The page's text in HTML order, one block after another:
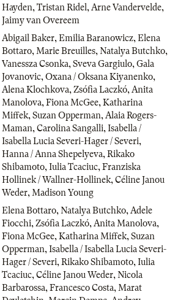
Hayden, Tristan Ridel , Arne Vandervelde,
Jaimy van Overeem
Abigail Baker, Emilia Baranowicz, Elena
Bottaro, Marie Breuilles, Natalya Butchko,
Vanessza Csonka, Sveva Gargiulo, Gala
Jovanovic, Oxana / Oksana Kiyanenko,
Alena Klochkova, Zsófia Laczkó, Anita
Manolova, Fiona McGee, Katharina
Miffek, Suzan Opperman, Alaia Rogers-
Maman, Carolina Sangalli, Isabella /
Isabella Lucia Severi-Hager / Severi,
Hanna / Anna Shepelyeva, Rikako
Shibamoto, Iulia Tcaciuc, Franziska
Hollinek / Wallner-Hollinek, Céline Janou
Weder, Madison Young
Elena Bottaro, Natalya Butchko, Adele
Fiocchi, Zsófia Laczkó, Anita Manolova,
Fiona McGee, Katharina Miffek, Suzan
Opperman, Isabella / Isabella Lucia Severi-
Hager / Severi, Rikako Shibamoto, Iulia
Tcaciuc, Céline Janou Weder, Nicola
Barbarossa, Francesco Costa, Marat